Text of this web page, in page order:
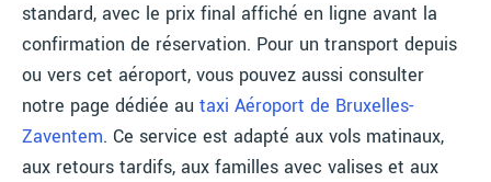
standard, avec le prix final affiché en ligne avant la
confirmation de réservation. Pour un transport depuis
ou vers cet aéroport, vous pouvez aussi consulter
notre page dédiée au taxi Aéroport de Bruxelles-
Zaventem. Ce service est adapté aux vols matinaux,
aux retours tardifs, aux familles avec valises et aux